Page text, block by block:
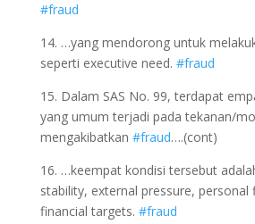
#fraud
14. …yang mendorong untuk
seperti executive need. #fraud
15. Dalam SAS No. 99, terdapat
yang umum terjadi pada tekanan/
mengakibatkan #fraud….(cont)
16. …keempat kondisi tersebut
stability, external pressure, personal
financial targets. #fraud